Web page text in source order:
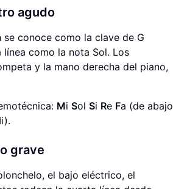
agudo
conoce como la clave de G
como la nota Sol. Los
y la mano derecha del piano,
Mi Sol Si Re Fa (de abajo
grave
el bajo eléctrico, el